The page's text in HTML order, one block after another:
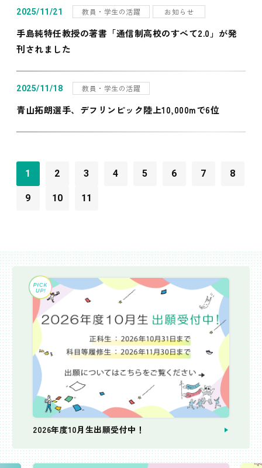
2025/11/21 教員・学生の活躍 お知らせ
手島純特任教授の著書「通信制高校のすべて2.0」が発
刊されました
2025/11/18 教員・学生の活躍
青山拓朗選手、デフリンピック陸上10,000mで6位
1 2 3 4 5 6 7 8
9 10 11
2026年度10月生出願受付中！